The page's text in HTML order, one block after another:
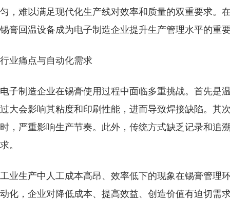
匀，难以满足现代化生产线对效率和质量的双重要求。
锡膏回温设备成为电子制造企业提升生产管理水平的重
行业痛点与自动化需求
电子制造企业在锡膏使用过程中面临多重挑战。首先是
过大会影响其粘度和印刷性能，进而导致焊接缺陷。其
时，严重影响生产节奏。此外，传统方式缺乏记录和追
求。
工业生产中人工成本高昂、效率低下的现象在锡膏管理
动化，企业对降低成本、提高效益、创造价值有迫切需